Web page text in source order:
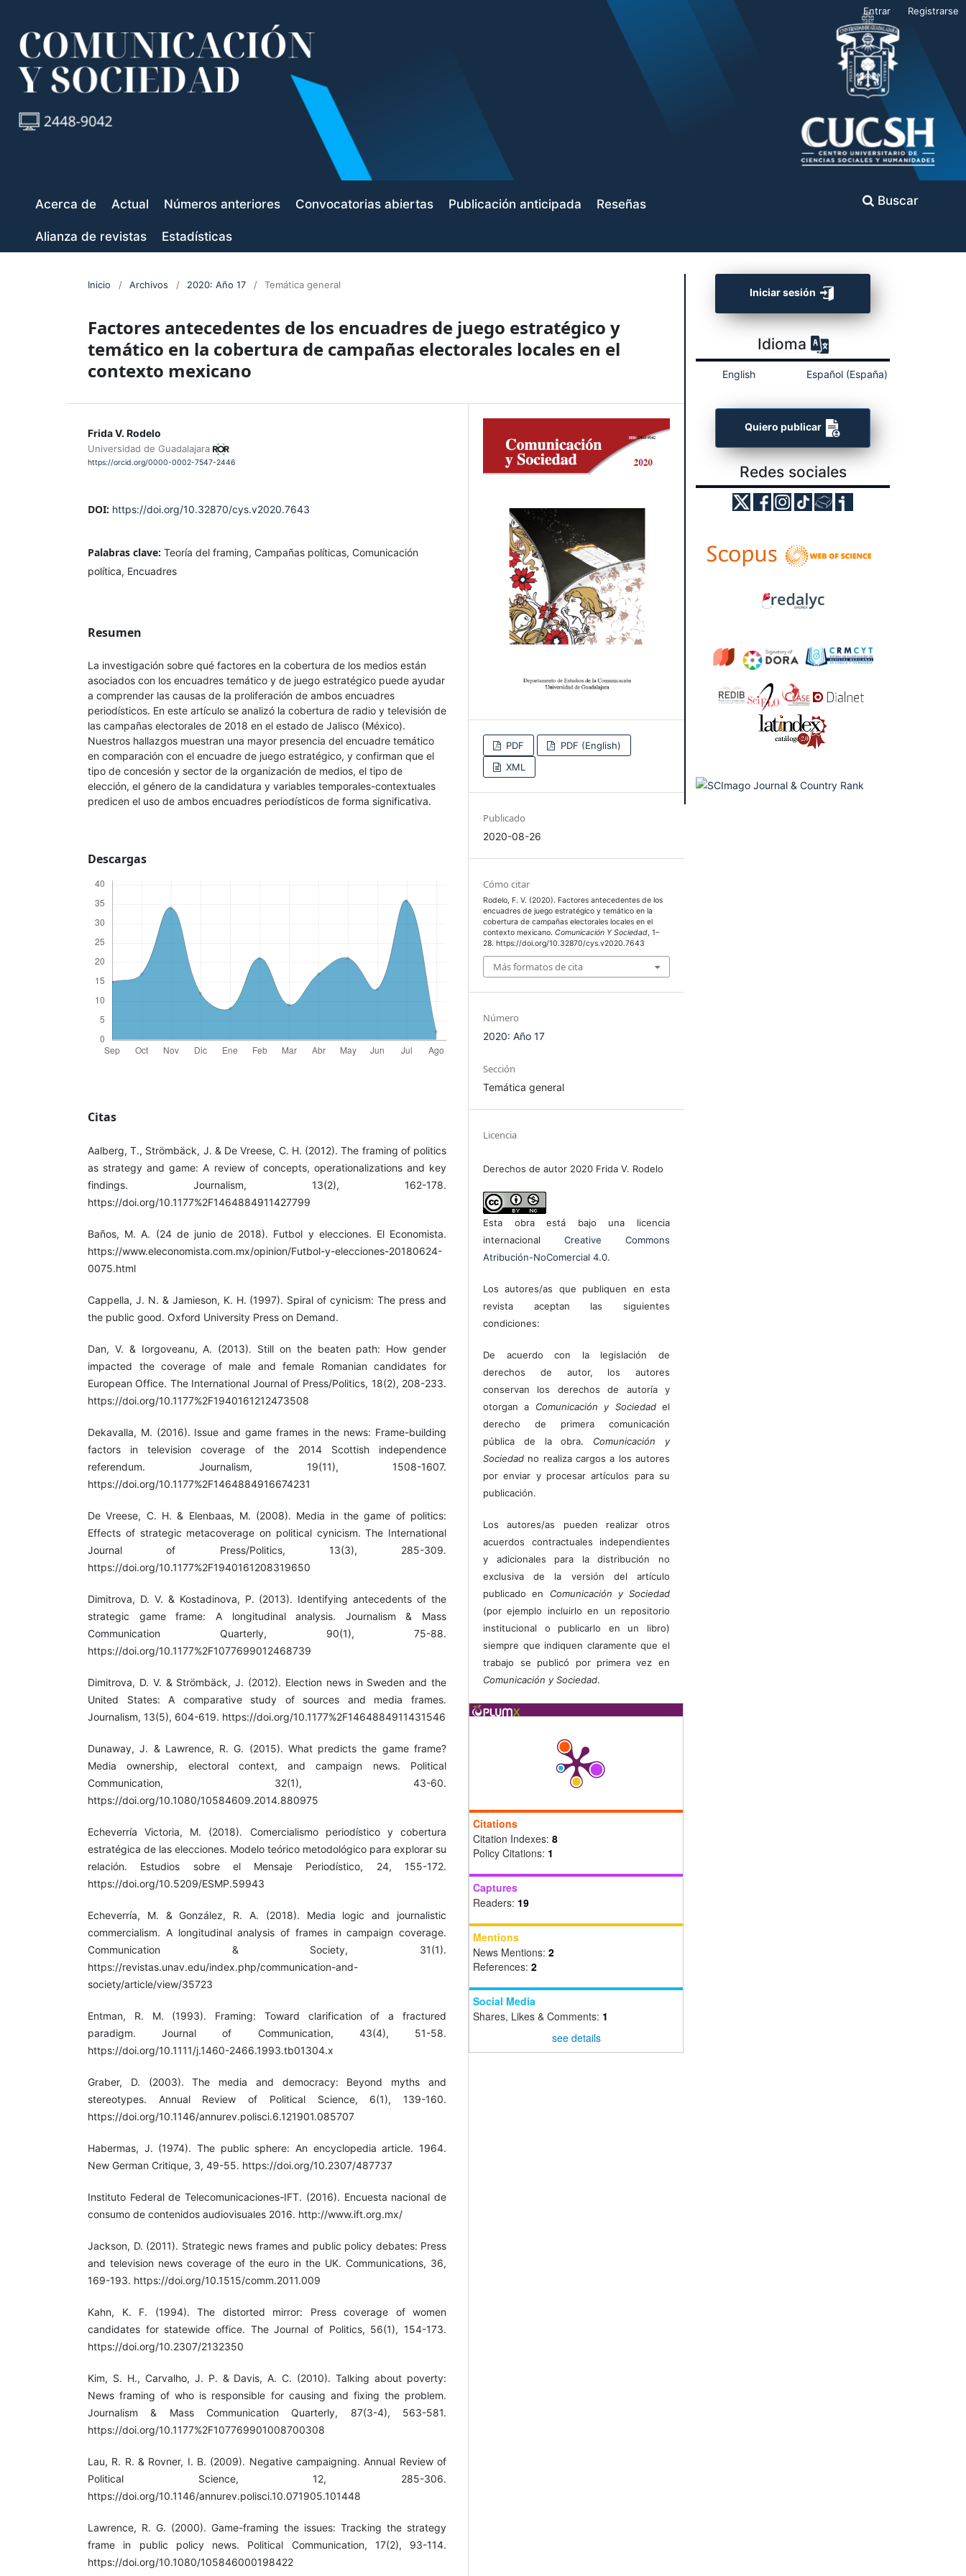
Acerca de Actual Números anteriores Convocatorias abiertas Publicación anticipada Reseñas
Alianza de revistas Estadísticas
Buscar
Entrar Registrarse
Inicio / Archivos / 2020: Año 17 / Temática general
Factores antecedentes de los encuadres de juego estratégico y
temático en la cobertura de campañas electorales locales en el
contexto mexicano
Frida V. Rodelo
Universidad de Guadalajara
https://orcid.org/0000-0002-7547-2446
DOI: https://doi.org/10.32870/cys.v2020.7643
Palabras clave: Teoría del framing, Campañas políticas, Comunicación
política, Encuadres
Resumen
La investigación sobre qué factores en la cobertura de los medios están
asociados con los encuadres temático y de juego estratégico puede ayudar
a comprender las causas de la proliferación de ambos encuadres
periodísticos. En este artículo se analizó la cobertura de radio y televisión de
las campañas electorales de 2018 en el estado de Jalisco (México).
Nuestros hallazgos muestran una mayor presencia del encuadre temático
en comparación con el encuadre de juego estratégico, y confirman que el
tipo de concesión y sector de la organización de medios, el tipo de
elección, el género de la candidatura y variables temporales-contextuales
predicen el uso de ambos encuadres periodísticos de forma significativa.
Descargas
Citas
Aalberg, T., Strömbäck, J. & De Vreese, C. H. (2012). The framing of politics
as strategy and game: A review of concepts, operationalizations and key
findings. Journalism, 13(2), 162-178.
https://doi.org/10.1177%2F1464884911427799
Baños, M. A. (24 de junio de 2018). Futbol y elecciones. El Economista.
https://www.eleconomista.com.mx/opinion/Futbol-y-elecciones-20180624-
0075.html
Cappella, J. N. & Jamieson, K. H. (1997). Spiral of cynicism: The press and
the public good. Oxford University Press on Demand.
Dan, V. & Iorgoveanu, A. (2013). Still on the beaten path: How gender
impacted the coverage of male and female Romanian candidates for
European Office. The International Journal of Press/Politics, 18(2), 208-233.
https://doi.org/10.1177%2F1940161212473508
Dekavalla, M. (2016). Issue and game frames in the news: Frame-building
factors in television coverage of the 2014 Scottish independence
referendum. Journalism, 19(11), 1508-1607.
https://doi.org/10.1177%2F1464884916674231
De Vreese, C. H. & Elenbaas, M. (2008). Media in the game of politics:
Effects of strategic metacoverage on political cynicism. The International
Journal of Press/Politics, 13(3), 285-309.
https://doi.org/10.1177%2F1940161208319650
Dimitrova, D. V. & Kostadinova, P. (2013). Identifying antecedents of the
strategic game frame: A longitudinal analysis. Journalism & Mass
Communication Quarterly, 90(1), 75-88.
https://doi.org/10.1177%2F1077699012468739
Dimitrova, D. V. & Strömbäck, J. (2012). Election news in Sweden and the
United States: A comparative study of sources and media frames.
Journalism, 13(5), 604-619. https://doi.org/10.1177%2F1464884911431546
Dunaway, J. & Lawrence, R. G. (2015). What predicts the game frame?
Media ownership, electoral context, and campaign news. Political
Communication, 32(1), 43-60.
https://doi.org/10.1080/10584609.2014.880975
Echeverría Victoria, M. (2018). Comercialismo periodístico y cobertura
estratégica de las elecciones. Modelo teórico metodológico para explorar su
relación. Estudios sobre el Mensaje Periodístico, 24, 155-172.
https://doi.org/10.5209/ESMP.59943
Echeverría, M. & González, R. A. (2018). Media logic and journalistic
commercialism. A longitudinal analysis of frames in campaign coverage.
Communication & Society, 31(1).
https://revistas.unav.edu/index.php/communication-and-
society/article/view/35723
Entman, R. M. (1993). Framing: Toward clarification of a fractured
paradigm. Journal of Communication, 43(4), 51-58.
https://doi.org/10.1111/j.1460-2466.1993.tb01304.x
Graber, D. (2003). The media and democracy: Beyond myths and
stereotypes. Annual Review of Political Science, 6(1), 139-160.
https://doi.org/10.1146/annurev.polisci.6.121901.085707
Habermas, J. (1974). The public sphere: An encyclopedia article. 1964.
New German Critique, 3, 49-55. https://doi.org/10.2307/487737
Instituto Federal de Telecomunicaciones-IFT. (2016). Encuesta nacional de
consumo de contenidos audiovisuales 2016. http://www.ift.org.mx/
Jackson, D. (2011). Strategic news frames and public policy debates: Press
and television news coverage of the euro in the UK. Communications, 36,
169-193. https://doi.org/10.1515/comm.2011.009
Kahn, K. F. (1994). The distorted mirror: Press coverage of women
candidates for statewide office. The Journal of Politics, 56(1), 154-173.
https://doi.org/10.2307/2132350
Kim, S. H., Carvalho, J. P. & Davis, A. C. (2010). Talking about poverty:
News framing of who is responsible for causing and fixing the problem.
Journalism & Mass Communication Quarterly, 87(3-4), 563-581.
https://doi.org/10.1177%2F107769901008700308
Lau, R. R. & Rovner, I. B. (2009). Negative campaigning. Annual Review of
Political Science, 12, 285-306.
https://doi.org/10.1146/annurev.polisci.10.071905.101448
Lawrence, R. G. (2000). Game-framing the issues: Tracking the strategy
frame in public policy news. Political Communication, 17(2), 93-114.
https://doi.org/10.1080/105846000198422
PDF
PDF (English)
XML
Publicado
2020-08-26
Cómo citar
Rodelo, F. V. (2020). Factores antecedentes de los
encuadres de juego estratégico y temático en la
cobertura de campañas electorales locales en el
contexto mexicano.Comunicación Y Sociedad, 1–
28. https://doi.org/10.32870/cys.v2020.7643
Más formatos de cita
Número
2020: Año 17
Sección
Temática general
Licencia
Derechos de autor 2020 Frida V. Rodelo
Esta obra está bajo una licencia
internacional Creative Commons
Atribución-NoComercial 4.0.
Los autores/as que publiquen en esta
revista aceptan las siguientes
condiciones:
De acuerdo con la legislación de
derechos de autor, los autores
conservan los derechos de autoría y
otorgan a Comunicación y Sociedadel
derecho de primera comunicación
pública de la obra. Comunicación y
Sociedad no realiza cargos a los autores
por enviar y procesar artículos para su
publicación.
Los autores/as pueden realizar otros
acuerdos contractuales independientes
y adicionales para la distribución no
exclusiva de la versión del artículo
publicado en Comunicación y Sociedad
(por ejemplo incluirlo en un repositorio
institucional o publicarlo en un libro)
siempre que indiquen claramente que el
trabajo se publicó por primera vez en
Comunicación y Sociedad.
Citations
Citation Indexes: 8
Policy Citations: 1
Captures
Readers: 19
Mentions
News Mentions: 2
References: 2
Social Media
Shares, Likes & Comments: 1
see details
Iniciar sesión
Idioma
English Español (España)
Quiero publicar
Redes sociales